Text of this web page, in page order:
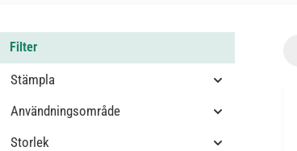
Filter
Stämpla
Användningsområde
Storlek